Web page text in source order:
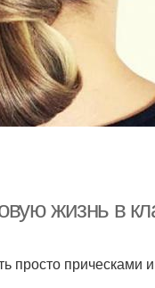
жизнь в
просто прическами